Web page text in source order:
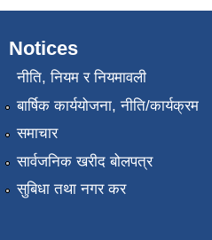
Notices
नीति, नियम र नियमावली
बार्षिक कार्ययोजना, नीति/कार्यक्रम
समाचार
सार्वजनिक खरीद बोलपत्र
सुबिधा तथा नगर कर